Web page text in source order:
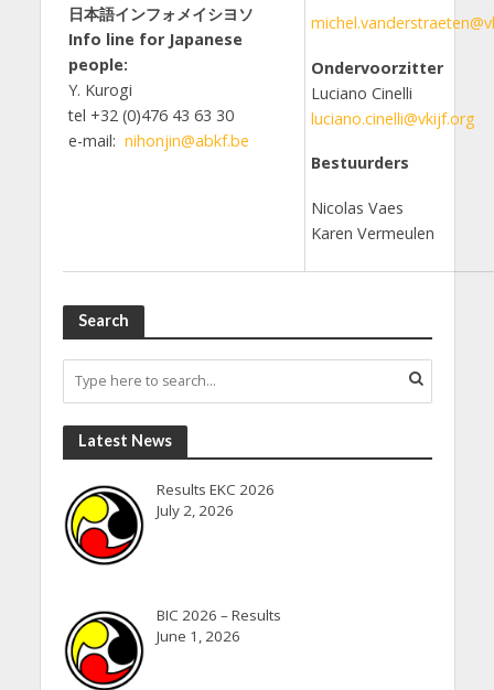
日本語インフォメイシヨソ
Info line for Japanese
people:
Y. Kurogi
tel +32 (0)476 43 63 30
e-mail: nihonjin@abkf.be
Ondervoorzitter
Luciano Cinelli
luciano.cinelli@vkijf.org
Bestuurders
Nicolas Vaes
Karen Vermeulen
Search
Latest News
Results EKC 2026
July 2, 2026
BIC 2026 – Results
June 1, 2026